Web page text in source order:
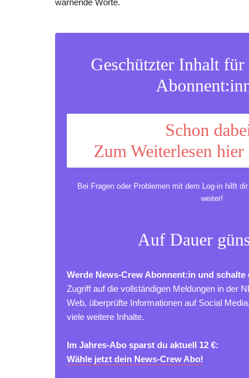
Geschützter Inhalt
Schon
Zum Weiterlesen
Bei Fragen oder Problemen mit dem Log-in hilft
weiter!
Auf Dauer
Werde News-Crew Abonnent:in und schalte
Zugriff auf die vollständigen Meldungen in der
Web, überprüfte Informationen auf Social
viele weitere Inhalte.
Im Jahres-Abo sparst du aktuell 12 €:
Wähle jetzt dein News-Crew Abo!